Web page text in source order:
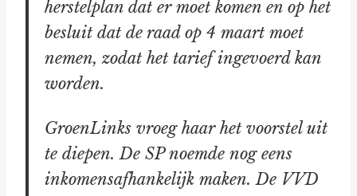
herstelplan dat er moet komen en op het
besluit dat de raad op 4 maart moet
nemen, zodat het tarief ingevoerd kan
worden.
GroenLinks vroeg haar het voorstel uit
te diepen. De SP noemde nog eens
inkomensafhankelijk maken. De VVD